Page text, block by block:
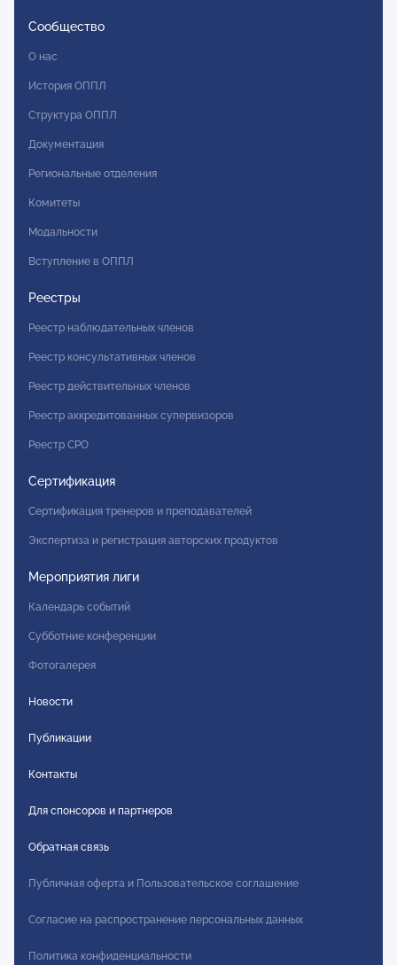
Сообщество
О нас
История ОППЛ
Структура ОППЛ
Документация
Региональные отделения
Комитеты
Модальности
Вступление в ОППЛ
Реестры
Реестр наблюдательных членов
Реестр консультативных членов
Реестр действительных членов
Реестр аккредитованных супервизоров
Реестр СРО
Сертификация
Сертификация тренеров и преподавателей
Экспертиза и регистрация авторских продуктов
Мероприятия лиги
Календарь событий
Субботние конференции
Фотогалерея
Новости
Публикации
Контакты
Для спонсоров и партнеров
Обратная связь
Публичная оферта и Пользовательское соглашение
Согласие на распространение персональных данных
Политика конфиденциальности